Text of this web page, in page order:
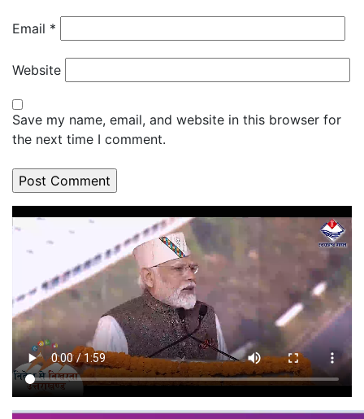
Email *
Website
Save my name, email, and website in this browser for
the next time I comment.